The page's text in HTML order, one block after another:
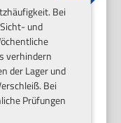
Bei
und
verhindern
der Lager und
Bei
Prüfungen